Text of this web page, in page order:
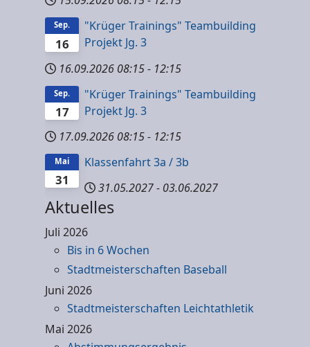
16
Sep.
"Krüger Trainings" Teambuilding
Projekt Jg. 3
16.09.2026 08:15- 12:15
17
Sep.
"Krüger Trainings" Teambuilding
Projekt Jg. 3
17.09.2026 08:15- 12:15
31
Mai
Klassenfahrt 3a / 3b
31.05.2027- 03.06.2027
Aktuelles
Juli 2026
Bis in 6 Wochen
Stadtmeisterschaften Baseball
Juni 2026
Stadtmeisterschaften Leichtathletik
Mai 2026